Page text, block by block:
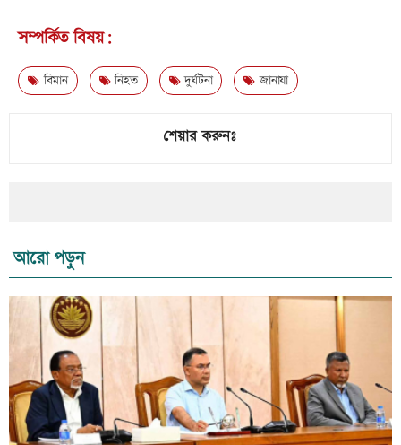
সম্পর্কিত বিষয়:
বিমান নিহত দুর্ঘটনা জানাযা
শেয়ার করুনঃ
আরো পড়ুন